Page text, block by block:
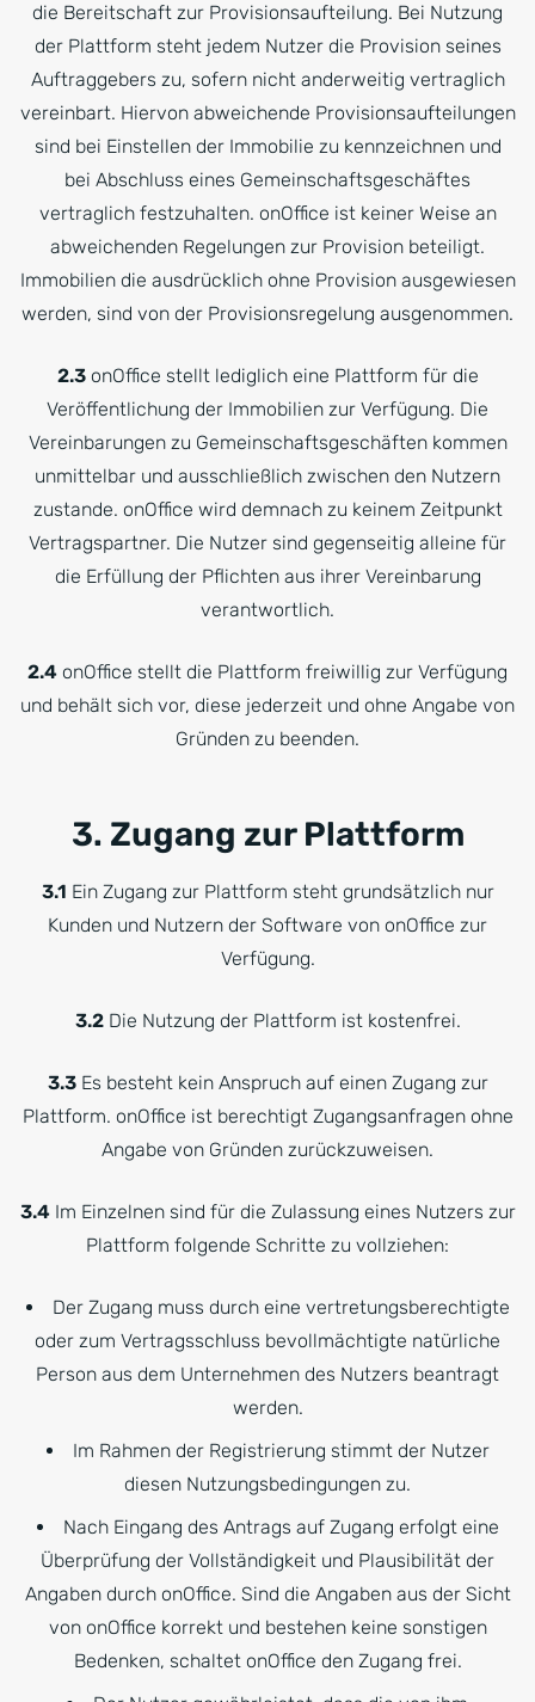
die Bereitschaft zur Provisionsaufteilung. Bei Nutzung
der Plattform steht jedem Nutzer die Provision seines
Auftraggebers zu, sofern nicht anderweitig vertraglich
vereinbart. Hiervon abweichende Provisionsaufteilungen
sind bei Einstellen der Immobilie zu kennzeichnen und
bei Abschluss eines Gemeinschaftsgeschäftes
vertraglich festzuhalten. onOffice ist keiner Weise an
abweichenden Regelungen zur Provision beteiligt.
Immobilien die ausdrücklich ohne Provision ausgewiesen
werden, sind von der Provisionsregelung ausgenommen.
2.3onOffice stellt lediglich eine Plattform für die
Veröffentlichung der Immobilien zur Verfügung. Die
Vereinbarungen zu Gemeinschaftsgeschäften kommen
unmittelbar und ausschließlich zwischen den Nutzern
zustande. onOffice wird demnach zu keinem Zeitpunkt
Vertragspartner. Die Nutzer sind gegenseitig alleine für
die Erfüllung der Pflichten aus ihrer Vereinbarung
verantwortlich.
2.4 onOffice stellt die Plattform freiwillig zur Verfügung
und behält sich vor, diese jederzeit und ohne Angabe von
Gründen zu beenden.
3. Zugang zur Plattform
3.1 Ein Zugang zur Plattform steht grundsätzlich nur
Kunden und Nutzern der Software von onOffice zur
Verfügung.
3.2Die Nutzung der Plattform ist kostenfrei.
3.3Es besteht kein Anspruch auf einen Zugang zur
Plattform. onOffice ist berechtigt Zugangsanfragen ohne
Angabe von Gründen zurückzuweisen.
3.4Im Einzelnen sind für die Zulassung eines Nutzers zur
Plattform folgende Schritte zu vollziehen:
Der Zugang muss durch eine vertretungsberechtigte
oder zum Vertragsschluss bevollmächtigte natürliche
Person aus dem Unternehmen des Nutzers beantragt
werden.
Im Rahmen der Registrierung stimmt der Nutzer
diesen Nutzungsbedingungen zu.
Nach Eingang des Antrags auf Zugang erfolgt eine
Überprüfung der Vollständigkeit und Plausibilität der
Angaben durch onOffice. Sind die Angaben aus der Sicht
von onOffice korrekt und bestehen keine sonstigen
Bedenken, schaltet onOffice den Zugang frei.